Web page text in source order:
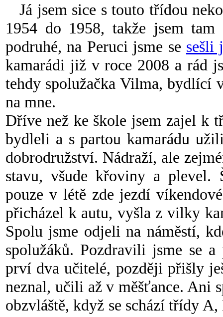
Já jsem sice s touto třídou
1954 do 1958, takže jsem
podruhé, na Peruci jsme se sešli
kamarádi již v roce 2008 a rád
tehdy spolužačka Vilma, bydlící
na mne.
Dříve než ke škole jsem zajel k
bydleli a s partou kamarádu
dobrodružství. Nádraží, ale
stavu, všude křoviny a plevel.
pouze v létě zde jezdí
přicházel k autu, vyšla z vilky
Spolu jsme odjeli na náměstí,
spolužáků. Pozdravili jsme se
prví dva učitelé, později přišly
neznal, učili až v měšťance. Ani
obzvláště, když se schází třídy